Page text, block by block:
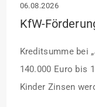
06.08.2026
Kreditsumme bei
140.000 Euro bis
Kinder Zinsen